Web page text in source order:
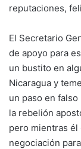
reputaciones,
El Secretario
de apoyo para
un bustito en
Nicaragua y
un paso en
la rebelión
pero mientras
negociación